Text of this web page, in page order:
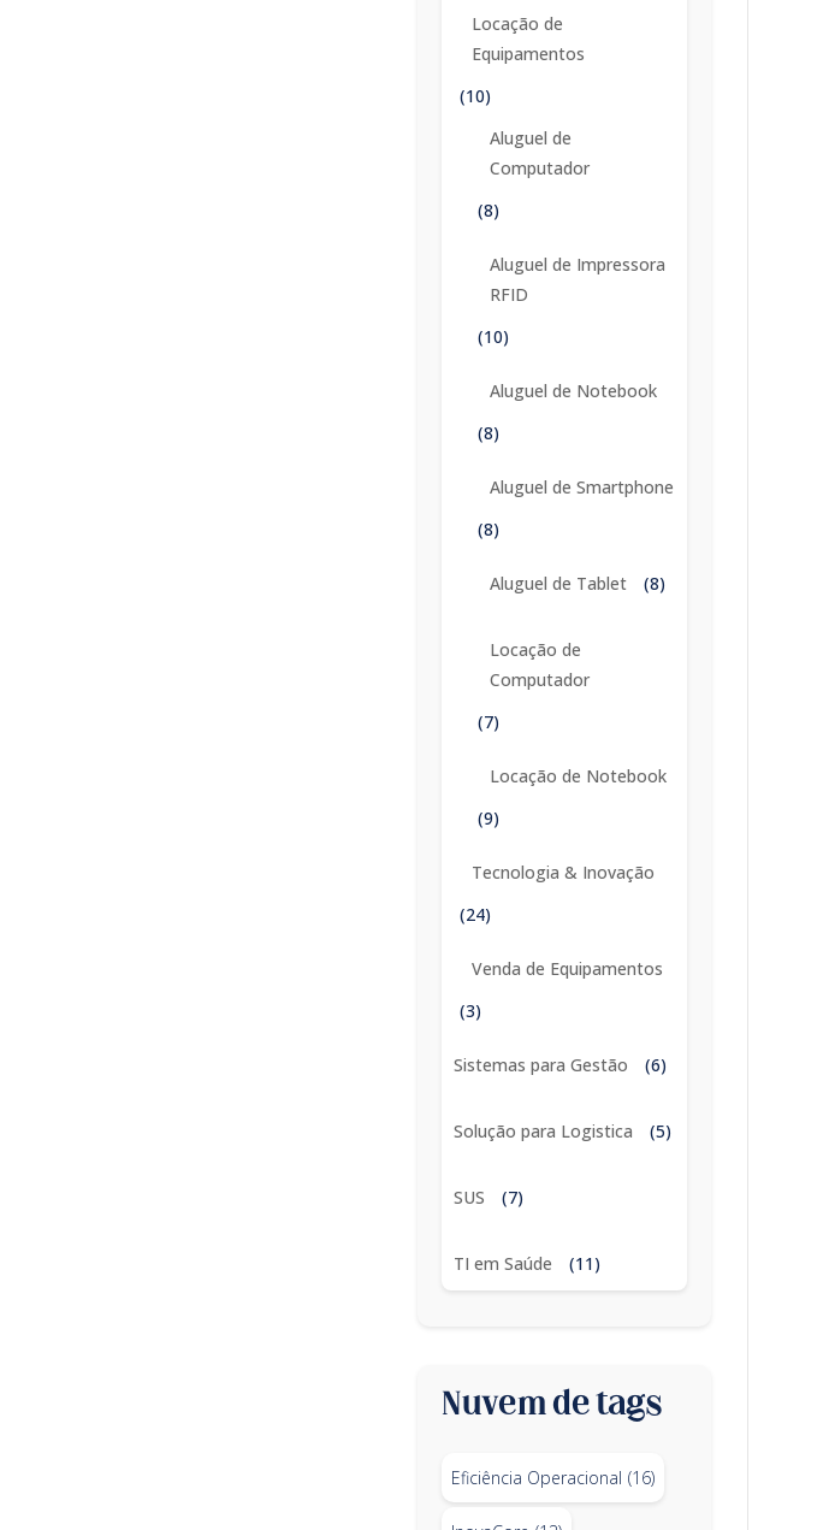
Locação de
Equipamentos
(10)
Aluguel de
Computador
(8)
Aluguel de Impressora
RFID
(10)
Aluguel de Notebook
(8)
Aluguel de Smartphone
(8)
Aluguel de Tablet (8)
Locação de
Computador
(7)
Locação de Notebook
(9)
Tecnologia & Inovação
(24)
Venda de Equipamentos
(3)
Sistemas para Gestão (6)
Solução para Logistica (5)
SUS (7)
TI em Saúde (11)
Nuvem de tags
Eficiência Operacional (16)